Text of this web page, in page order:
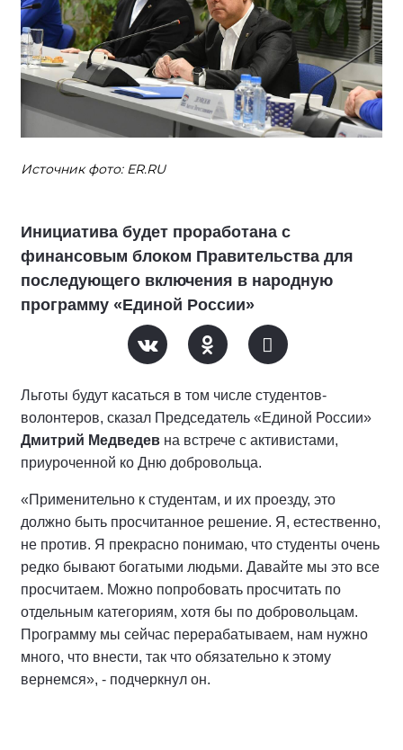
Источник фото: ER.RU
Инициатива будет проработана с
финансовым блоком Правительства для
последующего включения в народную
программу «Единой России»
Льготы будут касаться в том числе студентов-
волонтеров, сказал Председатель «Единой России»
Дмитрий Медведев на встрече с активистами,
приуроченной ко Дню добровольца.
«Применительно к студентам, и их проезду, это
должно быть просчитанное решение. Я, естественно,
не против. Я прекрасно понимаю, что студенты очень
редко бывают богатыми людьми. Давайте мы это все
просчитаем. Можно попробовать просчитать по
отдельным категориям, хотя бы по добровольцам.
Программу мы сейчас перерабатываем, нам нужно
много, что внести, так что обязательно к этому
вернемся», - подчеркнул он.